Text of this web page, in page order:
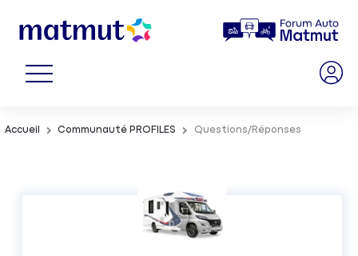
Accueil Communauté PROFILES Questions/Réponses